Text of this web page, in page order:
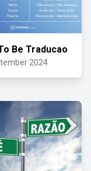
Be Traducao
2024